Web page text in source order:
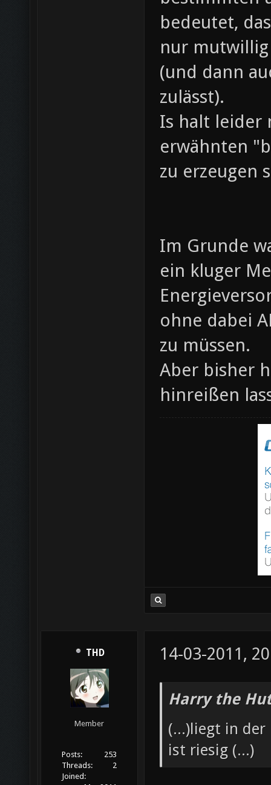
bedeutet,
nur
(und dann
zulässt).
Is halt leider
erwähnten
zu erzeugen
Im Grunde
ein kluger
ohne dabei
zu müssen.
Aber bisher
hinreißen
THD
Member
Posts:
253
Threads:
2
Joined:
14-03-2011,
Harry the
(...)liegt in der
ist riesig (...)